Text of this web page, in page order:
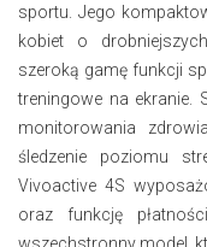
sportu. Jego
kobiet o
szeroką gamę funkcji
treningowe na ekranie.
monitorowania
śledzenie poziomu
Vivoactive 4S
oraz funkcję
wszechstronny model,